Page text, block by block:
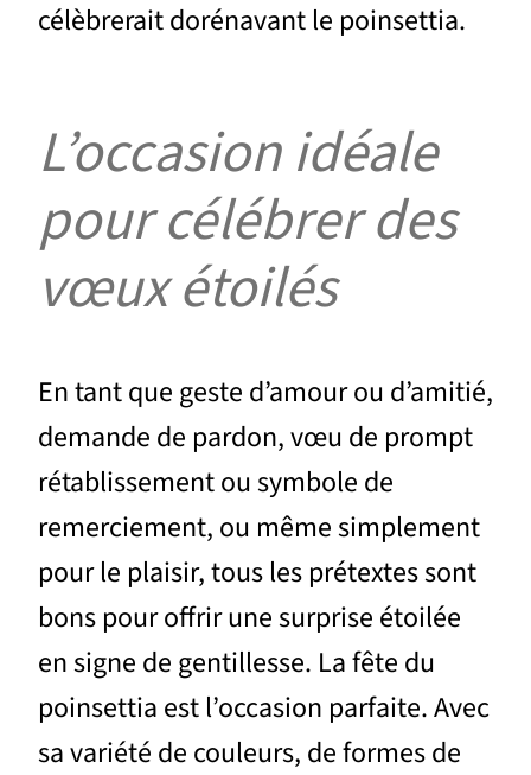
célèbrerait dorénavant le poinsettia.
L’occasion idéale
pour célébrer des
vœux étoilés
En tant que geste d’amour ou d’amitié,
demande de pardon, vœu de prompt
rétablissement ou symbole de
remerciement, ou même simplement
pour le plaisir, tous les prétextes sont
bons pour offrir une surprise étoilée
en signe de gentillesse. La fête du
poinsettia est l’occasion parfaite. Avec
sa variété de couleurs, de formes de